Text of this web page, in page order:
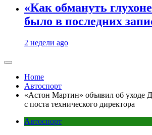
«Как обмануть
было в последних
2 недели ago
Home
Автоспорт
«Астон Мартин» объявил об уходе
с поста технического директора
Автоспорт